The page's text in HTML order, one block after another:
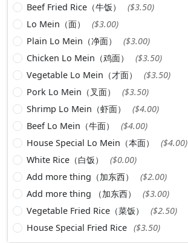
Beef Fried Rice（牛饭）
($3.50)
Lo Mein（面）
($3.00)
Plain Lo Mein（净面）
($3.00)
Chicken Lo Mein（鸡面）
($3.50)
Vegetable Lo Mein（才面）
($3.50)
Pork Lo Mein（叉面）
($3.50)
Shrimp Lo Mein（虾面）
($4.00)
Beef Lo Mein（牛面）
($4.00)
House Special Lo Mein（本面）
($4.00)
White Rice（白饭）
($0.00)
Add more thing（加东西）
($2.00)
Add more thing （加东西）
($3.00)
Vegetable Fried Rice（菜饭）
($2.50)
House Special Fried Rice ($3.50)